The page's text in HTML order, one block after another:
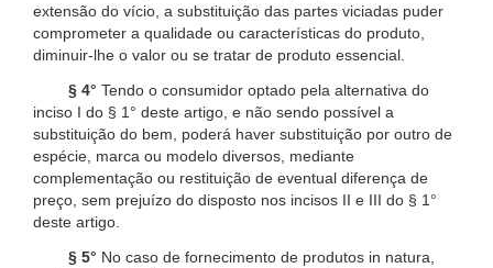
extensão do vício, a substituição das partes viciadas puder
comprometer a qualidade ou características do produto,
diminuir-lhe o valor ou se tratar de produto essencial.
§ 4° Tendo o consumidor optado pela alternativa do
inciso I do § 1° deste artigo, e não sendo possível a
substituição do bem, poderá haver substituição por outro de
espécie, marca ou modelo diversos, mediante
complementação ou restituição de eventual diferença de
preço, sem prejuízo do disposto nos incisos II e III do § 1°
deste artigo.
§ 5° No caso de fornecimento de produtos in natura,